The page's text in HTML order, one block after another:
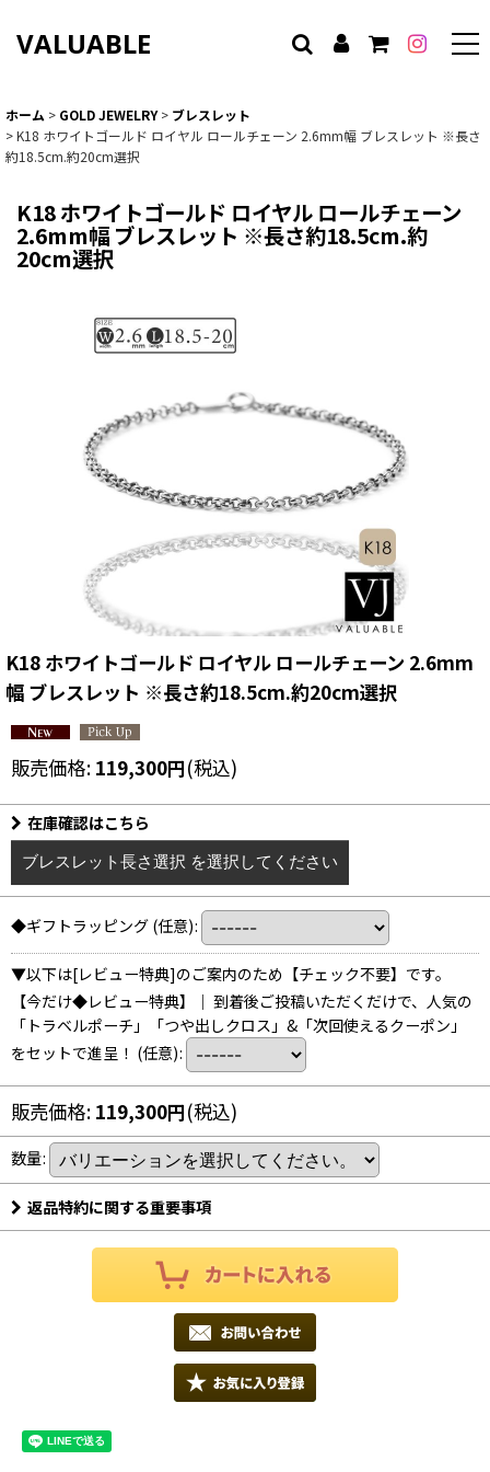
VALUABLE
ホーム > GOLD JEWELRY > ブレスレット
>K18 ホワイトゴールド ロイヤル ロールチェーン 2.6mm幅 ブレスレット ※長さ
約18.5cm.約20cm選択
K18 ホワイトゴールド ロイヤル ロールチェーン
2.6mm幅 ブレスレット ※長さ約18.5cm.約
20cm選択
K18 ホワイトゴールド ロイヤル ロールチェーン 2.6mm
幅 ブレスレット ※長さ約18.5cm.約20cm選択
販売価格: 119,300円(税込)
在庫確認はこちら
ブレスレット長さ選択 を選択してください
◆ギフトラッピング (任意):
▼以下は[レビュー特典]のご案内のため【チェック不要】です。
【今だけ◆レビュー特典】｜ 到着後ご投稿いただくだけで、人気の
「トラベルポーチ」「つや出しクロス」&「次回使えるクーポン」
をセットで進呈！ (任意):
販売価格: 119,300円(税込)
数量:
返品特約に関する重要事項